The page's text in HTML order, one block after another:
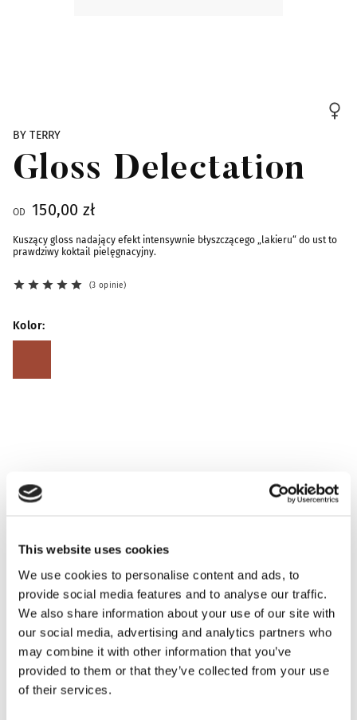
This website uses cookies
We use cookies to personalise content and ads, to
provide social media features and to analyse our traffic.
We also share information about your use of our site with
our social media, advertising and analytics partners who
may combine it with other information that you’ve
provided to them or that they’ve collected from your use
of their services.
BY TERRY
Gloss Delectation
OD 150,00 zł
Kuszący gloss nadający efekt intensywnie błyszczącego „lakieru“ do ust to
prawdziwy koktail pielęgnacyjny.
3 opinie
Kolor
INFORMACJE O PRODUKCIE
INFORMACJE O WYSYŁCE